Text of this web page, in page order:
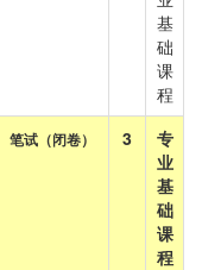
基
础
课
程
笔试（闭卷） 3
专
业
基
础
课
程